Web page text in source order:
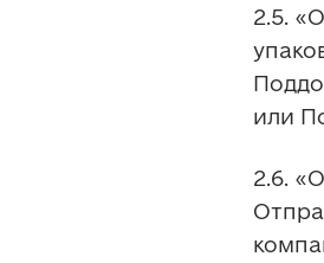
2.5.
или
2.6.